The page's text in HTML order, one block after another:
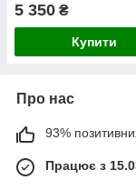
5 350 ₴
Купити
Про нас
93%
Працює з